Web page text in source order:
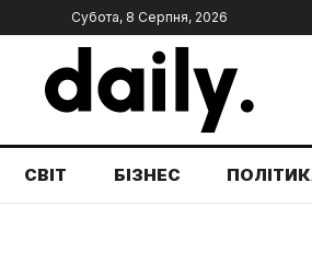
Субота, 8 Серпня, 2026
СВІТ БІЗНЕС